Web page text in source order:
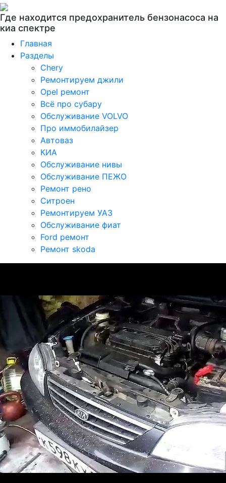
Где находится предохранитель бензонасоса на
киа спектре
Главная
Разделы
Chery
Ремонтируем джили
Opel ремонт
Всё про субару
Обслуживание VOLVO
Про иммобилайзер
Автоваз
КИА
Обслуживание нивы
Обслуживание ПЕЖО
Ремонт рено
Ситроен
Ремонтируем УАЗ
Обслуживание фиат
Ford ремонт
Ремонт skoda